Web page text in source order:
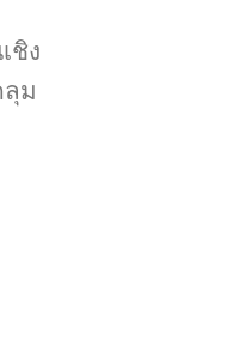
ชิง
ม